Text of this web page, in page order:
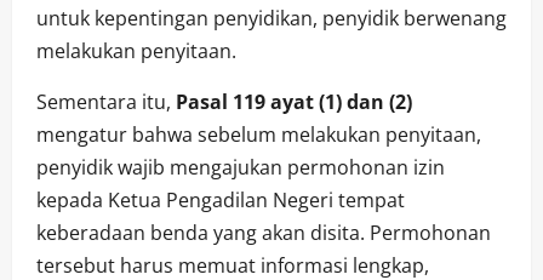
untuk kepentingan penyidikan, penyidik berwenang
melakukan penyitaan.
Sementara itu, Pasal 119 ayat (1) dan (2)
mengatur bahwa sebelum melakukan penyitaan,
penyidik wajib mengajukan permohonan izin
kepada Ketua Pengadilan Negeri tempat
keberadaan benda yang akan disita. Permohonan
tersebut harus memuat informasi lengkap,